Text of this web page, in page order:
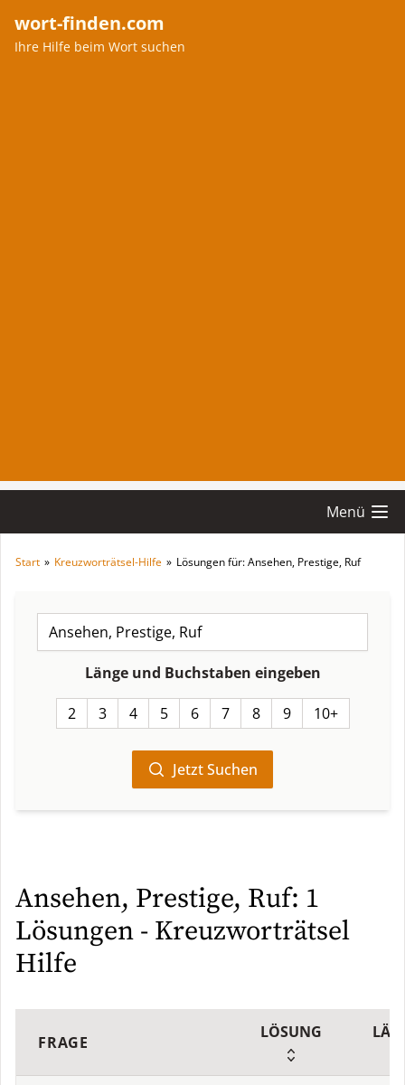
wort-finden.com
Ihre Hilfe beim Wort suchen
Menü
Start » Kreuzworträtsel-Hilfe » Lösungen für: Ansehen, Prestige, Ruf
Länge und Buchstaben eingeben
2 3 4 5 6 7 8 9 10+
Jetzt Suchen
Ansehen, Prestige, Ruf: 1
Lösungen - Kreuzworträtsel
Hilfe
FRAGE
LÖSUNG